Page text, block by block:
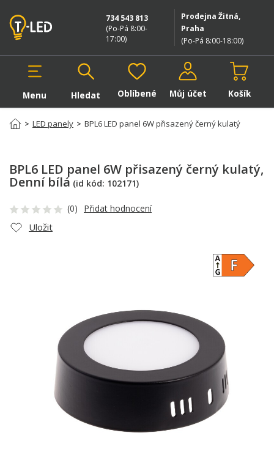
Prodejna Žitná,
Praha
(Po-Pá 8:00-18:00)
734 543 813
(Po-Pá 8:00-
17:00)
Menu Hledat
Hledat v produktech
Oblíbené Můj účet Košík
> LED panely > BPL6 LED panel 6W přisazený černý kulatý
BPL6 LED panel 6W přisazený černý kulatý,
Denní bílá (id kód: 102171)
(0) Přidat hodnocení
Uložit